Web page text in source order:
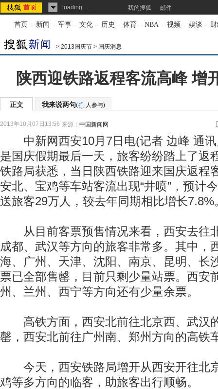
loading... 我的搜狐 邮件
首页 - 新闻 - 军事 - 文化 - 历史 - 体育 - NBA - 视频 - 娱谈 -
> 2013国庆节 > 国庆消息
陕西迎铁路返程客流高峰 增
正文 我来说两句( 人参与)
2013年10月07日13:56 来源： 中国新闻网
中新网西安10月7日电(记者 边峰 通讯
是国庆假期最后一天，旅客纷纷踏上了返
铁路局获悉，当日陕西铁路迎来国庆返程
安北、宝鸡等车站客流出现“井喷”，预计
送旅客29万人，较去年同期相比增长7.8%
从目前客票预售情况来看，西安去往
成都、武汉等方向的旅客非常多。其中，
海、广州、天津、沈阳、南京、昆明、长
票已全部售罄，目前只剩少量站票。西安
州、兰州、西宁等方向还有少量余票。
高铁方面，西安北前往北京西、武汉
罄，西安北前往广州南、郑州方向的高铁
今天，西安铁路局增开从西安开往北
鸡等多方向的临客，助旅客出行顺畅。